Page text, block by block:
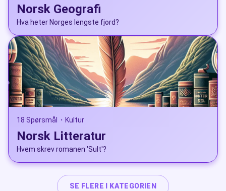
Norsk Geografi
Hva heter Norges lengste fjord?
18 Spørsmål • Kultur
Norsk Litteratur
Hvem skrev romanen 'Sult'?
SE FLERE I KATEGORIEN